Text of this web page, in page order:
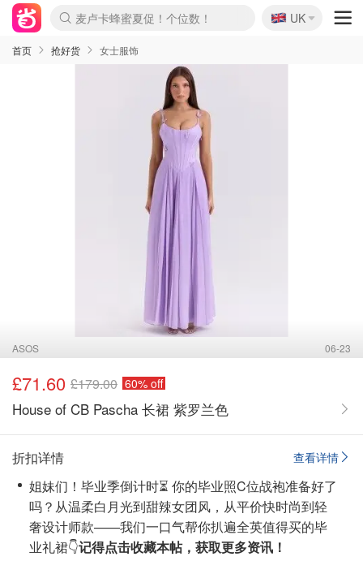
Prada/Miu 4.8折！
啥？必胜客披萨5折！
🇬🇧
UK
首页 抢好货 女士服饰
ASOS 06-23
£71.60 £179.00 60% off
House of CB Pascha 长裙 紫罗兰色
查看详情
折扣详情
姐妹们！毕业季倒计时⏳ 你的毕业照C位战袍准备好了
吗？从温柔白月光到甜辣女团风，从平价快时尚到轻
奢设计师款——我们一口气帮你扒遍全英值得买的毕
业礼裙👇记得点击收藏本帖，获取更多资讯！